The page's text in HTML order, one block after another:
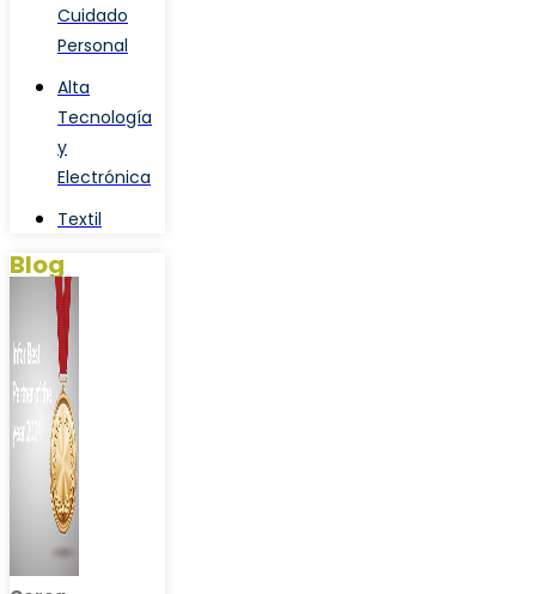
Cuidado
Personal
Alta
Tecnología
y
Electrónica
Textil
Blog